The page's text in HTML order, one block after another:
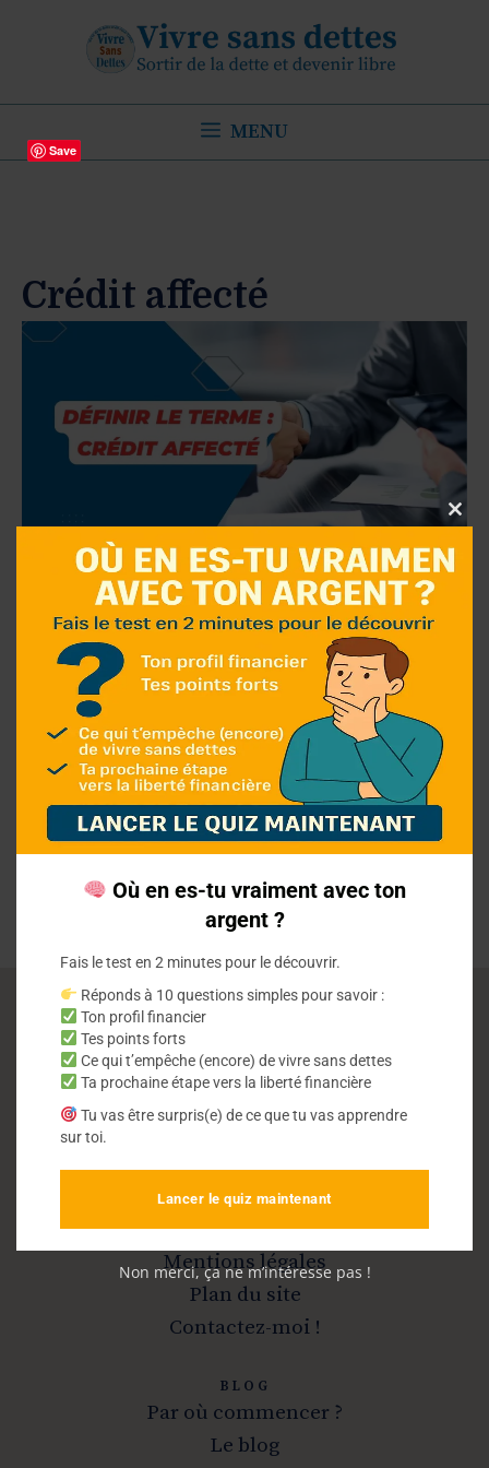
MENU
Crédit affecté
Définir le terme : crédit
affecté
Un crédit affecté peut-il vous aider à réaliser
vos projets ? Découvrez tout ce que vous devez
savoir.
Vivre sans dettes
Sortir de la dette et devenir libre
INFOS
A propos
Mentions légales
Plan du site
Contactez-moi !
BLOG
Par où commencer ?
Le blog
Où en es-tu vraiment avec ton
argent ?
Fais le test en 2 minutes pour le découvrir.
Réponds à 10 questions simples pour savoir :
Ton profil financier
Tes points forts
Ce qui t’empêche (encore) de vivre sans dettes
Ta prochaine étape vers la liberté financière
Tu vas être surpris(e) de ce que tu vas apprendre
sur toi.
Lancer le quiz maintenant
Non merci, ça ne m’intéresse pas !
Save